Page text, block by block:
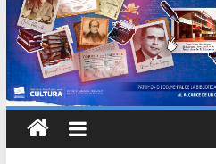
Caracas 09 de marzo de 2006 N°